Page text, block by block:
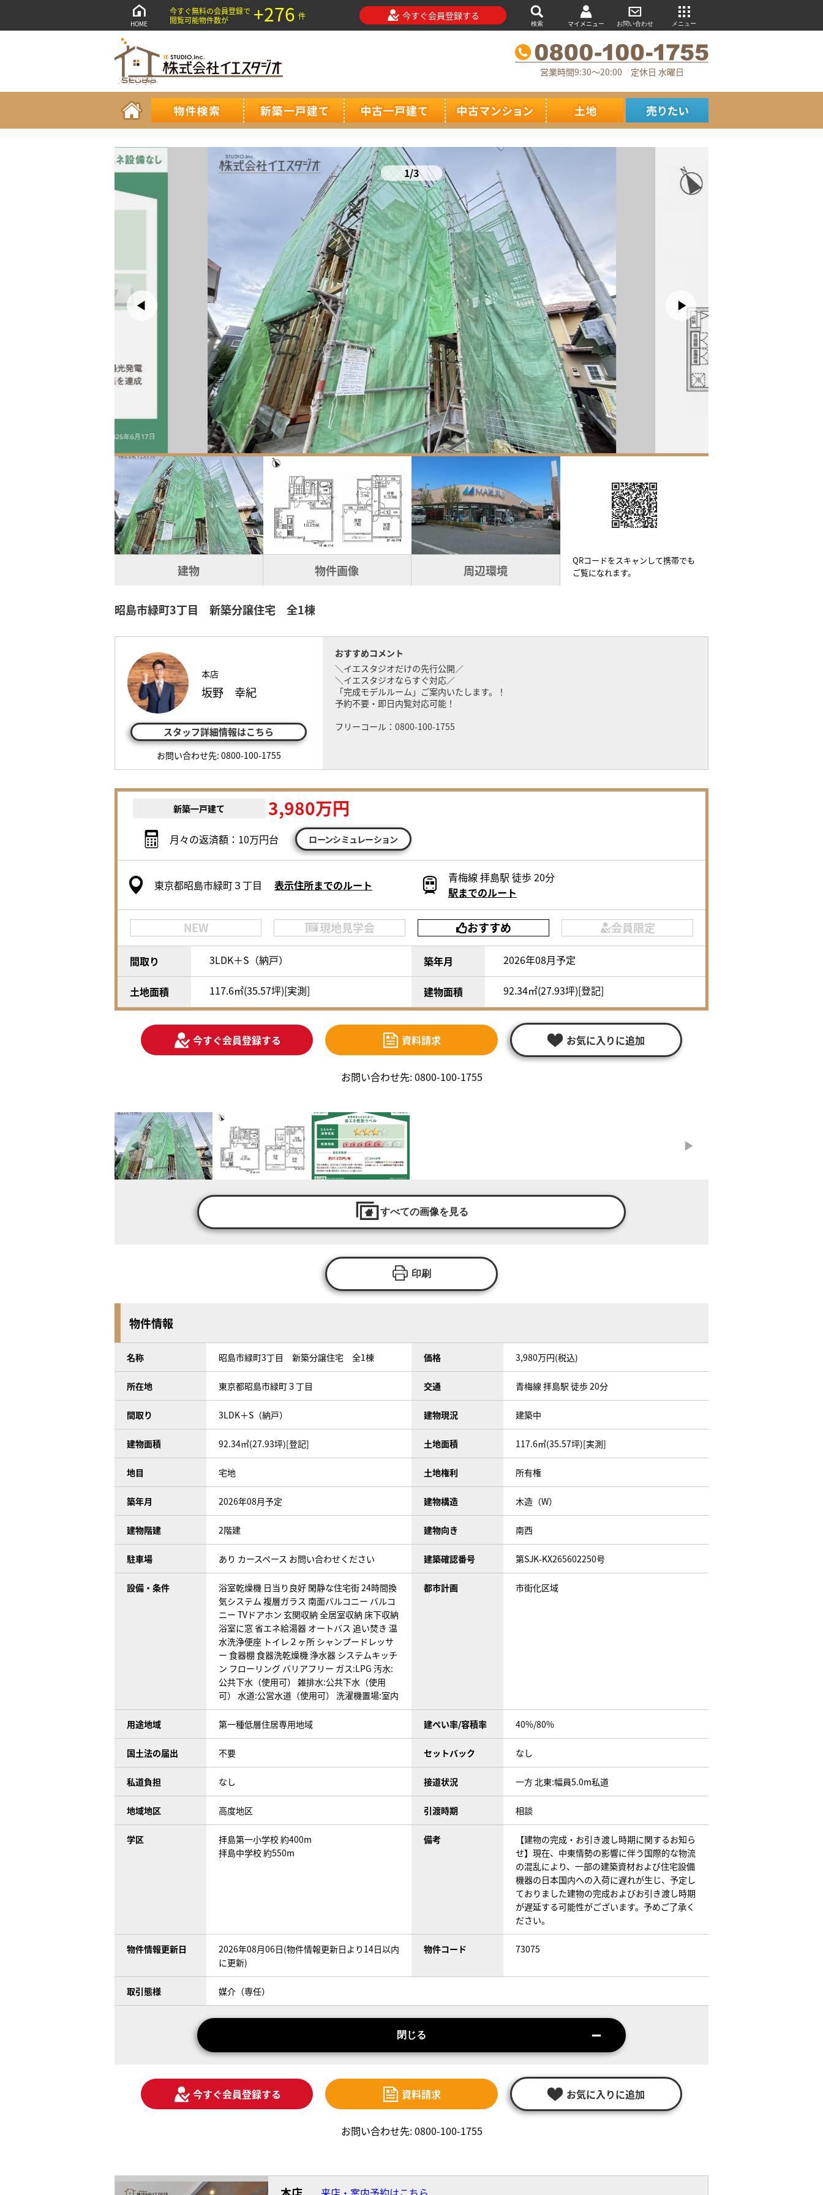
HOME
今すぐ無料の会員登録で
閲覧可能物件数が
+276 件 今すぐ会員登録する
検索 マイメニュー お問い合わせ メニュー
営業時間9:30～20:00 定休日 水曜日
1/3
建物 物件画像 周辺環境
QRコードをスキャンして携帯でも
ご覧になれます。
昭島市緑町3丁目 新築分譲住宅 全1棟
本店
坂野 幸紀
スタッフ詳細情報はこちら
お問い合わせ先: 0800-100-1755
おすすめコメント
＼イエスタジオだけの先行公開／
＼イエスタジオならすぐ対応／
「完成モデルルーム」ご案内いたします。！
予約不要・即日内覧対応可能！
フリーコール：0800-100-1755
新築一戸建て 3,980万円
月々の返済額：10万円台 ローンシミュレーション
東京都昭島市緑町３丁目 表示住所までのルート
青梅線 拝島駅 徒歩 20分
駅までのルート
NEW 現地見学会 おすすめ 会員限定
間取り 3LDK＋S（納戸） 築年月 2026年08月予定
土地面積 117.6㎡(35.57坪)[実測] 建物面積 92.34㎡(27.93坪)[登記]
今すぐ会員登録する 資料請求 お気に入りに追加
お問い合わせ先: 0800-100-1755
すべての画像を見る
印刷
物件情報
名称 昭島市緑町3丁目 新築分譲住宅 全1棟 価格 3,980万円(税込)
所在地 東京都昭島市緑町３丁目 交通 青梅線 拝島駅 徒歩 20分
間取り 3LDK＋S（納戸） 建物現況 建築中
建物面積 92.34㎡(27.93坪)[登記] 土地面積 117.6㎡(35.57坪)[実測]
地目 宅地 土地権利 所有権
築年月 2026年08月予定 建物構造 木造（W）
建物階建 2階建 建物向き 南西
駐車場 あり カースペース お問い合わせください 建築確認番号 第SJK-KX265602250号
設備・条件 浴室乾燥機 日当り良好 閑静な住宅街24時間換
気システム 複層ガラス 南面バルコニー バルコ
ニー TVドアホン 玄関収納 全居室収納 床下収納
浴室に窓 省エネ給湯器 オートバス 追い焚き 温
水洗浄便座 トイレ２ヶ所 シャンプードレッサ
ー 食器棚 食器洗乾燥機浄水器 システムキッチ
ン フローリング バリアフリー ガス:LPG 汚水:
公共下水（使用可） 雑排水:公共下水（使用
可） 水道:公営水道（使用可） 洗濯機置場:室内
都市計画 市街化区域
用途地域 第一種低層住居専用地域 建ぺい率/容積率 40%/80%
国土法の届出 不要 セットバック なし
私道負担 なし 接道状況 一方 北東:幅員5.0m私道
地域地区 高度地区 引渡時期 相談
学区
拝島第一小学校 約400m
拝島中学校 約550m
備考
【建物の完成・お引き渡し時期に関するお知ら
せ】現在、中東情勢の影響に伴う国際的な物流
の混乱により、一部の建築資材および住宅設備
機器の日本国内への入荷に遅れが生じ、予定し
ておりました建物の完成およびお引き渡し時期
が遅延する可能性がございます。予めご了承く
ださい。
物件情報更新日
2026年08月06日(物件情報更新日より14日以内
に更新)
物件コード 73075
取引態様 媒介（専任）
閉じる
今すぐ会員登録する 資料請求 お気に入りに追加
お問い合わせ先: 0800-100-1755